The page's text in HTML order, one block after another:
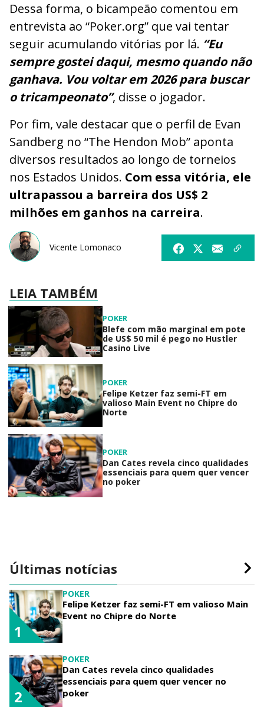
Dessa forma, o bicampeão comentou em
entrevista ao “Poker.org” que vai tentar
seguir acumulando vitórias por lá. “Eu
sempre gostei daqui, mesmo quando não
ganhava. Vou voltar em 2026 para buscar
o tricampeonato”, disse o jogador.
Por fim, vale destacar que o perfil de Evan
Sandberg no “The Hendon Mob” aponta
diversos resultados ao longo de torneios
nos Estados Unidos. Com essa vitória, ele
ultrapassou a barreira dos US$ 2
milhões em ganhos na carreira.
Vicente Lomonaco
LEIA TAMBÉM
POKER
Blefe com mão marginal em pote
de US$ 50 mil é pego no Hustler
Casino Live
POKER
Felipe Ketzer faz semi-FT em
valioso Main Event no Chipre do
Norte
POKER
Dan Cates revela cinco qualidades
essenciais para quem quer vencer
no poker
Últimas notícias
POKER
Felipe Ketzer faz semi-FT em valioso Main
Event no Chipre do Norte
1
POKER
Dan Cates revela cinco qualidades
essenciais para quem quer vencer no
poker
2